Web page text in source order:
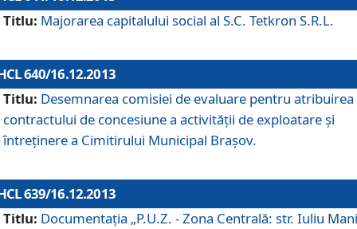
Titlu: Majorarea capitalului social al S.C. Tetkron S.R.L.
640/16.12.2013
Titlu: Desemnarea comisiei de evaluare pentru atribuirea
contractului de concesiune a activităţii de exploatare şi
întreţinere a Cimitirului Municipal Braşov.
639/16.12.2013
Titlu: Documentaţia „P.U.Z. - Zona Centrală: str. Iuliu